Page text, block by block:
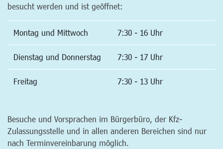
besucht werden und ist geöffnet:
Montag und Mittwoch 7:30 - 16 Uhr
Dienstag und Donnerstag 7:30 - 17 Uhr
Freitag 7:30 - 13 Uhr
Besuche und Vorsprachen im Bürgerbüro, der Kfz-
Zulassungsstelle und in allen anderen Bereichen sind nur
nach Terminvereinbarung möglich.